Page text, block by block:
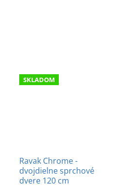
SKLADOM
Ravak Chrome -
dvojdielne sprchové
dvere 120 cm